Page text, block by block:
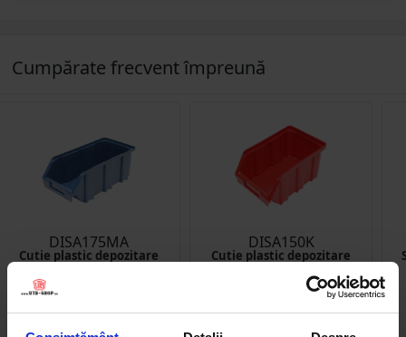
Cumpărate frecvent împreună
DISA175MA
Cutie plastic depozitare
DISA150K
Cutie plastic depozitare